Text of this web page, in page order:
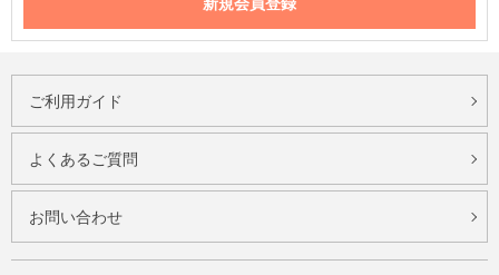
ご利用ガイド
よくあるご質問
お問い合わせ